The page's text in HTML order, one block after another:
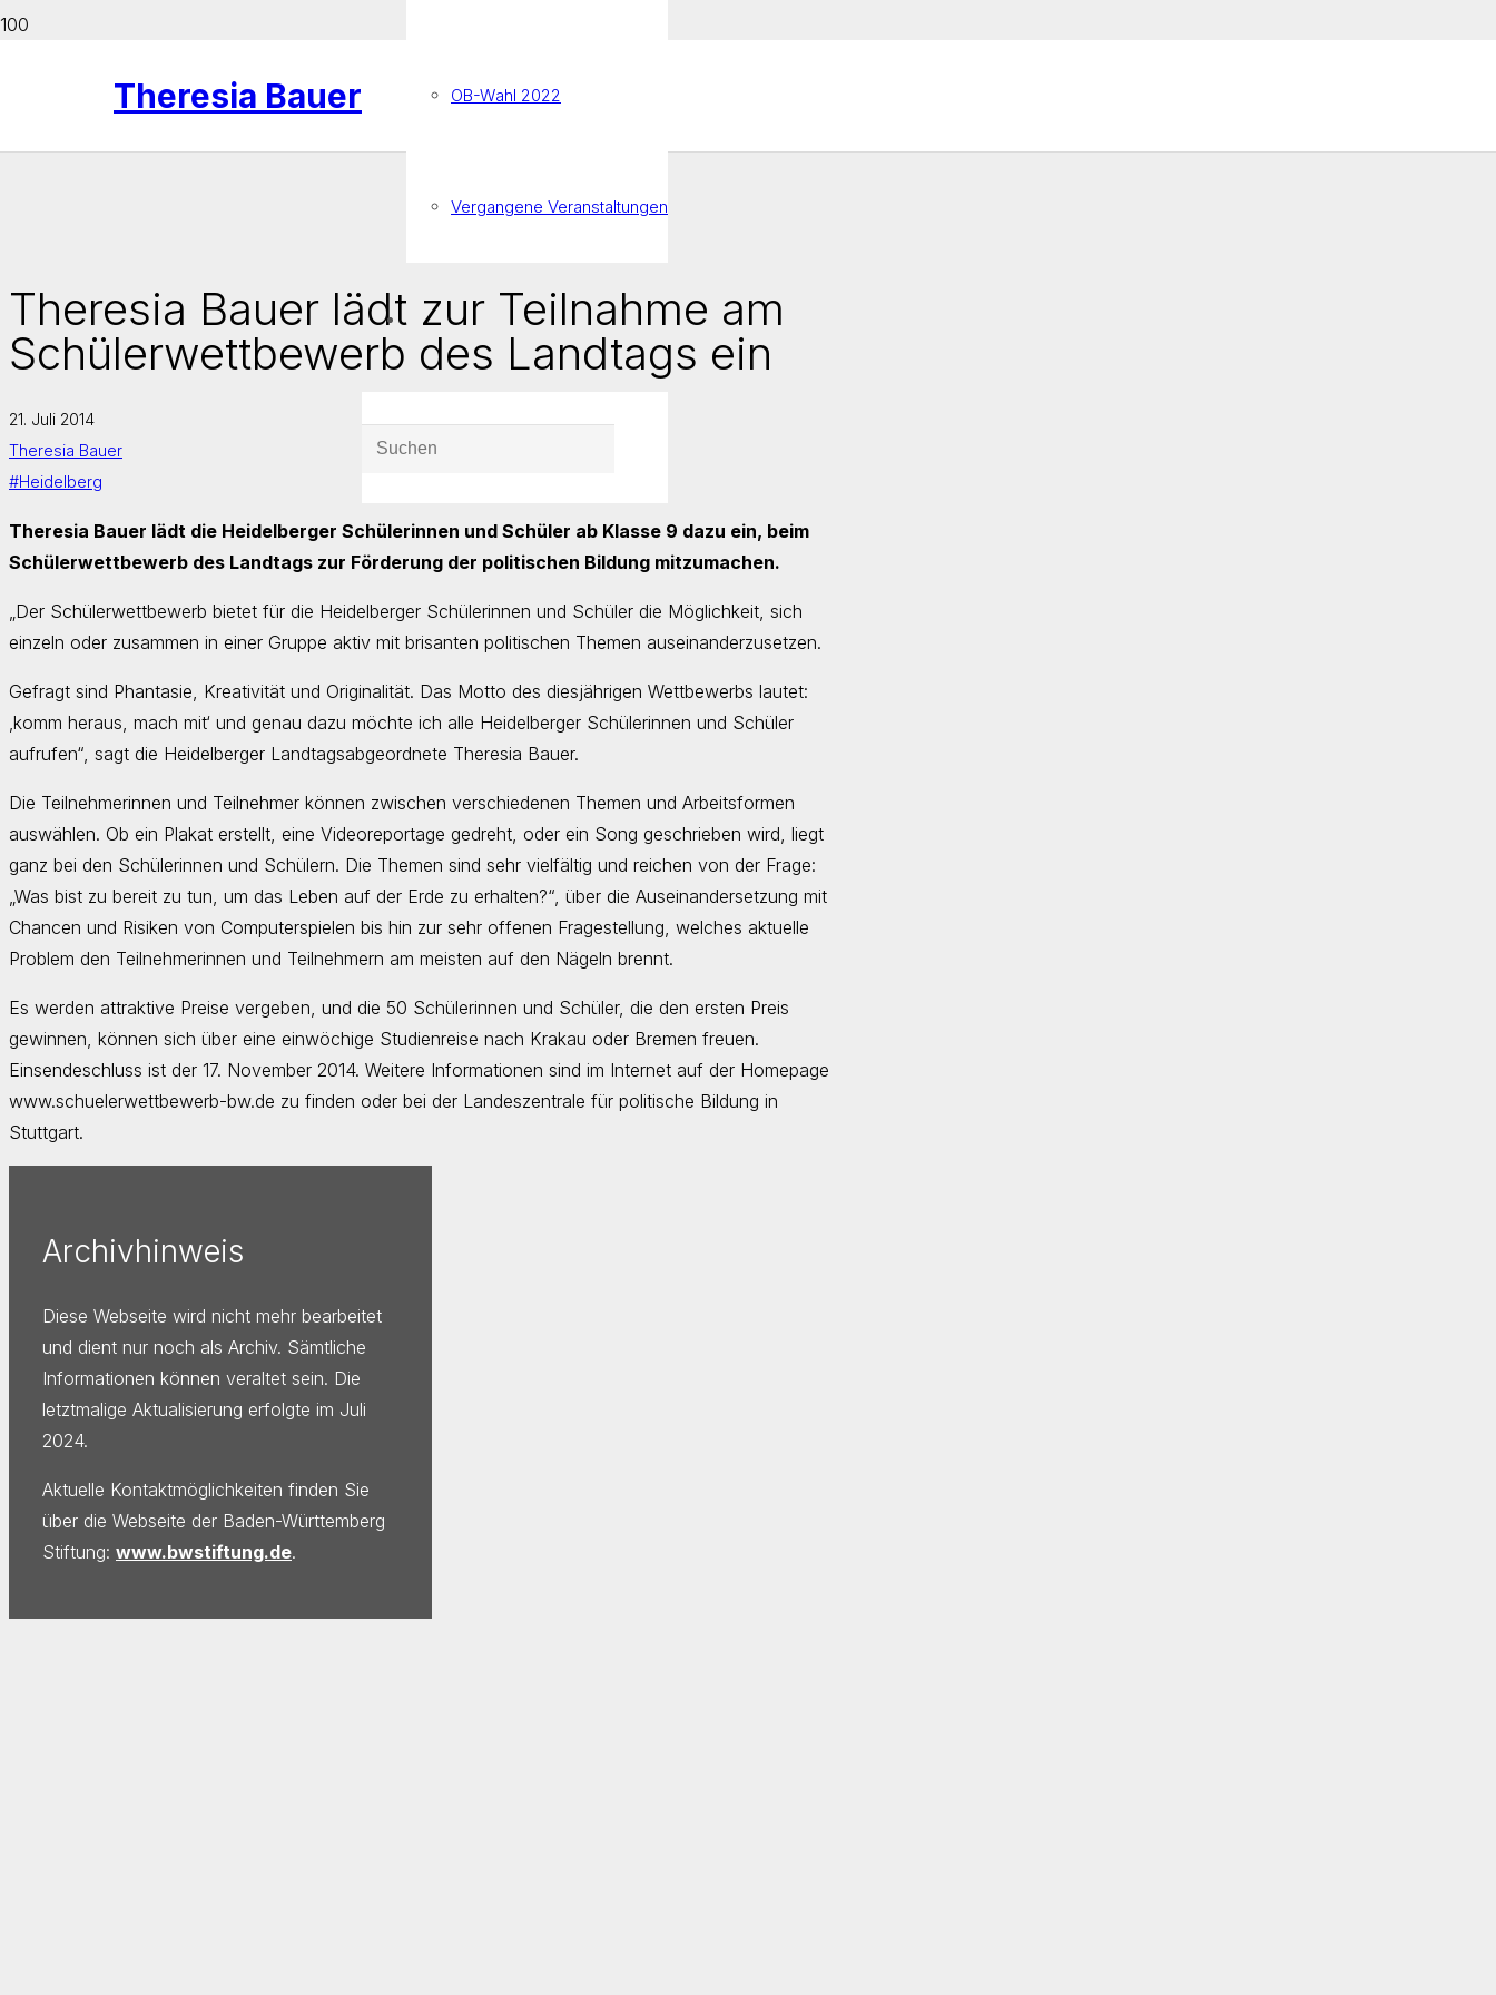
Theresia Bauer OB-Wahl 2022
Vergangene Veranstaltungen
Theresia Bauer lädt zur Teilnahme am
Schülerwettbewerb des Landtags ein
21. Juli 2014
Theresia Bauer
#Heidelberg
Theresia Bauer lädt die Heidelberger Schülerinnen und Schüler ab Klasse 9 dazu ein, beim
Schülerwettbewerb des Landtags zur Förderung der politischen Bildung mitzumachen.
„Der Schülerwettbewerb bietet für die Heidelberger Schülerinnen und Schüler die Möglichkeit, sich
einzeln oder zusammen in einer Gruppe aktiv mit brisanten politischen Themen auseinanderzusetzen.
Gefragt sind Phantasie, Kreativität und Originalität. Das Motto des diesjährigen Wettbewerbs lautet:
‚komm heraus, mach mit‘ und genau dazu möchte ich alle Heidelberger Schülerinnen und Schüler
aufrufen“, sagt die Heidelberger Landtagsabgeordnete Theresia Bauer.
Die Teilnehmerinnen und Teilnehmer können zwischen verschiedenen Themen und Arbeitsformen
auswählen. Ob ein Plakat erstellt, eine Videoreportage gedreht, oder ein Song geschrieben wird, liegt
ganz bei den Schülerinnen und Schülern. Die Themen sind sehr vielfältig und reichen von der Frage:
„Was bist zu bereit zu tun, um das Leben auf der Erde zu erhalten?“, über die Auseinandersetzung mit
Chancen und Risiken von Computerspielen bis hin zur sehr offenen Fragestellung, welches aktuelle
Problem den Teilnehmerinnen und Teilnehmern am meisten auf den Nägeln brennt.
Es werden attraktive Preise vergeben, und die 50 Schülerinnen und Schüler, die den ersten Preis
gewinnen, können sich über eine einwöchige Studienreise nach Krakau oder Bremen freuen.
Einsendeschluss ist der 17. November 2014. Weitere Informationen sind im Internet auf der Homepage
www.schuelerwettbewerb-bw.de zu finden oder bei der Landeszentrale für politische Bildung in
Stuttgart.
Archivhinweis
Diese Webseite wird nicht mehr bearbeitet
und dient nur noch als Archiv. Sämtliche
Informationen können veraltet sein. Die
letztmalige Aktualisierung erfolgte im Juli
2024.
Aktuelle Kontaktmöglichkeiten finden Sie
über die Webseite der Baden-Württemberg
Stiftung: www.bwstiftung.de.